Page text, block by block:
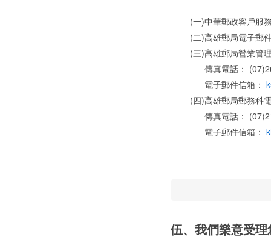
(一)中華郵政客戶服
(二)高雄郵局電子郵
(三)高雄郵局營業管
傳真電話：
電子郵件信箱：
(四)高雄郵局郵務科
傳真電話：
電子郵件信箱：
伍、我們樂意受